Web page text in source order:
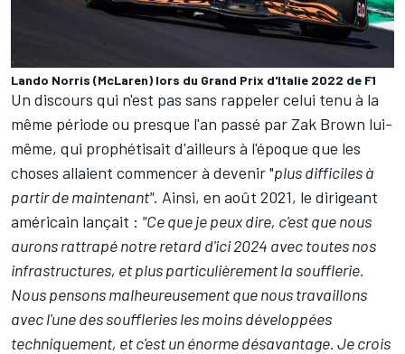
Lando Norris (McLaren) lors du Grand Prix d'Italie 2022 de F1
Un discours qui n'est pas sans rappeler celui tenu à la
même période ou presque l'an passé par Zak Brown lui-
même, qui prophétisait d'ailleurs à l'époque que les
choses allaient commencer à devenir "plus difficiles à
partir de maintenant". Ainsi, en août 2021, le dirigeant
américain lançait : "Ce que je peux dire, c'est que nous
aurons rattrapé notre retard d'ici 2024 avec toutes nos
infrastructures, et plus particulièrement la soufflerie.
Nous pensons malheureusement que nous travaillons
avec l'une des souffleries les moins développées
techniquement, et c'est un énorme désavantage. Je crois